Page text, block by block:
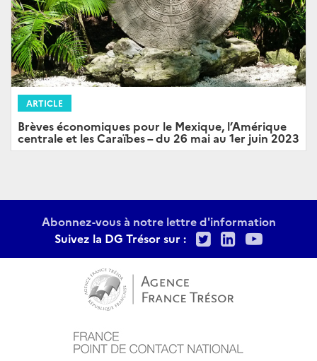
ARTICLE
Brèves économiques pour le Mexique, l’Amérique
centrale et les Caraïbes – du 26 mai au 1er juin 2023
Abonnez-vous à notre lettre d'information
Suivez la DG Trésor sur :
TwitterLinkedIn